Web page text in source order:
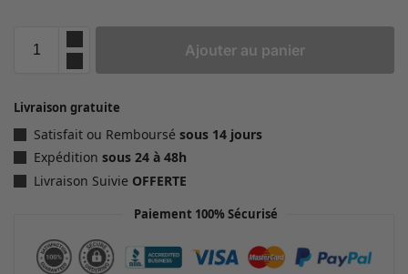
Ajouter au panier
Livraison gratuite
Satisfait ou Remboursé sous 14 jours
Expédition sous 24 à 48h
Livraison Suivie OFFERTE
Paiement 100% Sécurisé